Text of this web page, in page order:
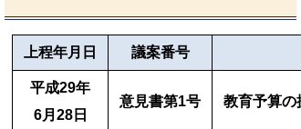
上程年月日 議案番号
平成29年
6月28日
意見書第1号 教育予算の